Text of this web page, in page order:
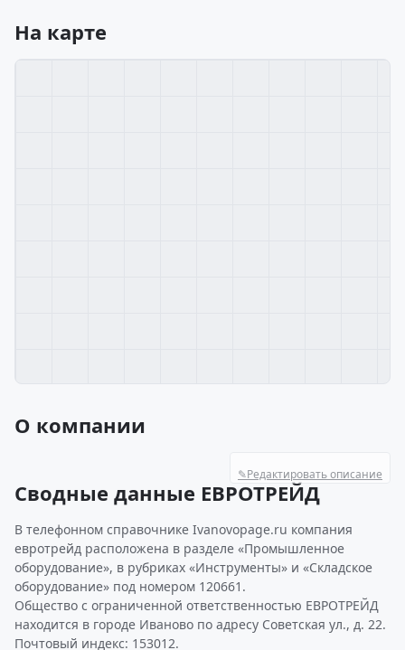
На карте
О компании
✎Редактировать описание
Сводные данные ЕВРОТРЕЙД
В телефонном справочнике Ivanovopage.ru компания
евротрейд расположена в разделе «Промышленное
оборудование», в рубриках «Инструменты» и «Складское
оборудование» под номером 120661.
Общество с ограниченной ответственностью ЕВРОТРЕЙД
находится в городе Иваново по адресу Советская ул., д. 22.
Почтовый индекс: 153012.